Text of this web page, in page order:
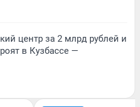
центр за 2 млрд рублей и
в Кузбассе —